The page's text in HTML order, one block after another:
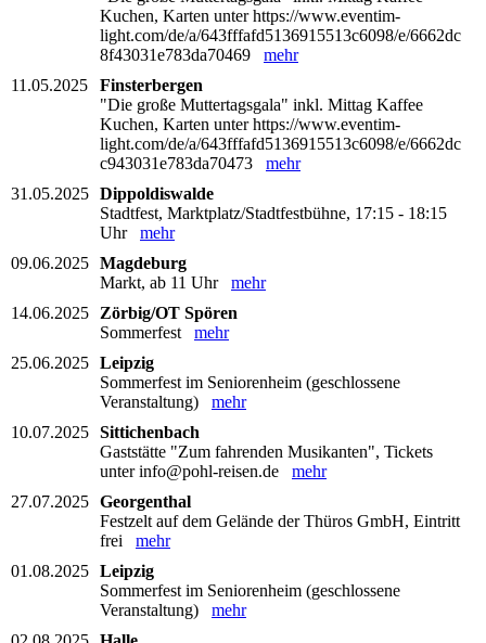
Kuchen, Karten unter https://www.eventim-
light.com/de/a/643fffafd5136915513c6098/e/6662dc
8f43031e783da70469 mehr
11.05.2025
Finsterbergen
"Die große Muttertagsgala" inkl. Mittag Kaffee
Kuchen, Karten unter https://www.eventim-
light.com/de/a/643fffafd5136915513c6098/e/6662dc
c943031e783da70473 mehr
31.05.2025 Dippoldiswalde
Stadtfest, Marktplatz/Stadtfestbühne, 17:15 - 18:15
Uhr mehr
09.06.2025 Magdeburg
Markt, ab 11 Uhr mehr
14.06.2025
Zörbig/OT Spören
Sommerfest mehr
25.06.2025 Leipzig
Sommerfest im Seniorenheim (geschlossene
Veranstaltung) mehr
10.07.2025 Sittichenbach
Gaststätte "Zum fahrenden Musikanten", Tickets
unter info@pohl-reisen.de mehr
27.07.2025 Georgenthal
Festzelt auf dem Gelände der Thüros GmbH, Eintritt
frei mehr
01.08.2025 Leipzig
Sommerfest im Seniorenheim (geschlossene
Veranstaltung) mehr